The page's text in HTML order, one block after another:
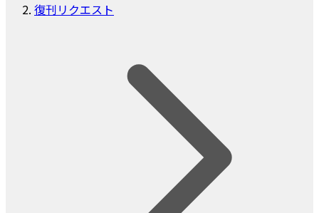
復刊リクエスト